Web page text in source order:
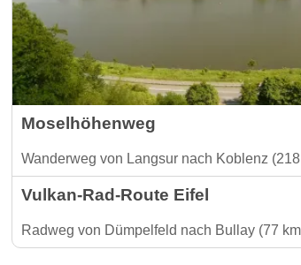
Moselhöhenweg
Wanderweg von Langsur nach Koblenz
Vulkan-Rad-Route Eifel
Radweg von Dümpelfeld nach Bullay (77